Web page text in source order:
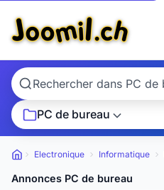
PC de bureau
Petites annonces
Electronique Informatique
Annonces PC de bureau